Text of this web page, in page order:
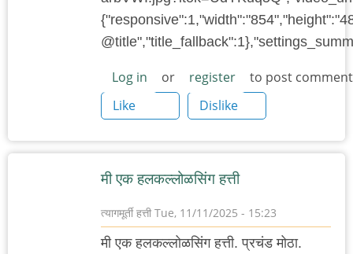
Log in or register
to post
Like
Dislike
मी एक हलकल्लोळसिंग हत्ती
त्यागमूर्ती हत्ती Tue, 11/11/2025 - 15:23
मी एक हलकल्लोळसिंग हत्ती. प्रचंड मोठा.